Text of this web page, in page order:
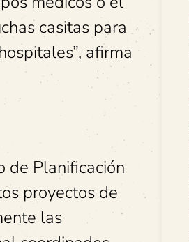
casitas para
afirma
de Planificación
proyectos de
las